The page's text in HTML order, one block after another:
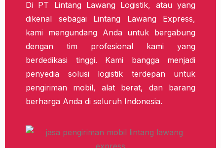
Di PT Lintang Lawang Logistik, atau yang
dikenal sebagai Lintang Lawang Express,
kami mengundang Anda untuk bergabung
dengan tim profesional kami yang
berdedikasi tinggi. Kami bangga menjadi
penyedia solusi logistik terdepan untuk
pengiriman mobil, alat berat, dan barang
berharga Anda di seluruh Indonesia.